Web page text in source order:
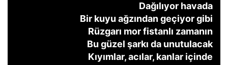
Dağılıyor havada
Bir kuyu ağzından geçiyor gibi
Rüzgarı mor fistanlı zamanın
Bu güzel şarkı da unutulacak
Kıyımlar, acılar, kanlar içinde